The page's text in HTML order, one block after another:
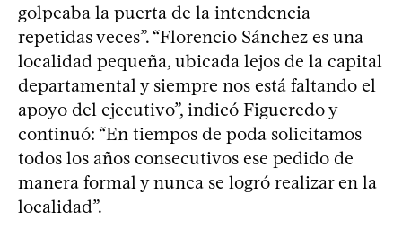
golpeaba la puerta de la intendencia
repetidas veces”. “Florencio Sánchez es una
localidad pequeña, ubicada lejos de la capital
departamental y siempre nos está faltando el
apoyo del ejecutivo”, indicó Figueredo y
continuó: “En tiempos de poda solicitamos
todos los años consecutivos ese pedido de
manera formal y nunca se logró realizar en la
localidad”.